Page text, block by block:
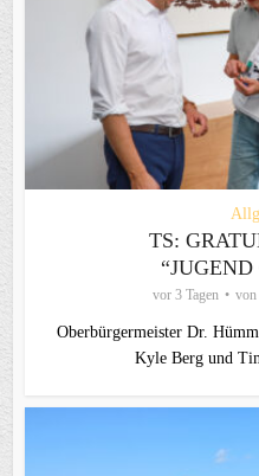
TS:
vor 3 Tagen von
Oberbürgermeister Dr.
Kyle Berg und